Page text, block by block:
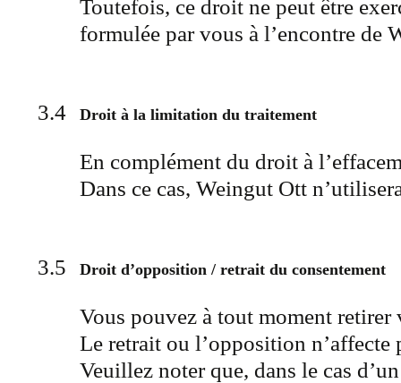
Toutefois, ce droit ne peut être
formulée par vous à l’encontre de
Droit à la limitation du traitement
En complément du droit à
Dans ce cas, Weingut Ott
Droit d’opposition / retrait du consentement
Vous pouvez à tout moment retirer
Le retrait ou l’opposition n’affecte
Veuillez noter que, dans le cas